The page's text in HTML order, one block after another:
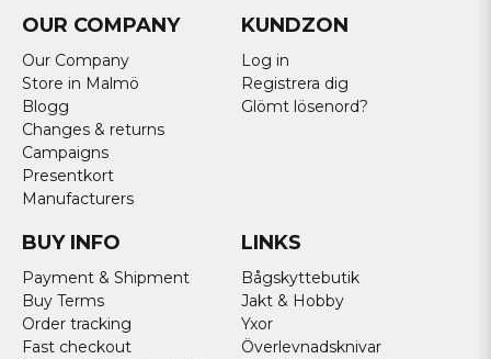
OUR COMPANY
Our Company
Store in Malmö
Blogg
Changes & returns
Campaigns
Presentkort
Manufacturers
KUNDZON
Log in
Registrera dig
Glömt lösenord?
BUY INFO
Payment & Shipment
Buy Terms
Order tracking
Fast checkout
LINKS
Bågskyttebutik
Jakt & Hobby
Yxor
Överlevnadsknivar